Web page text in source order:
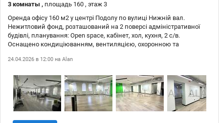
3 комнаты , площадь 160 , этаж 3
Оренда офісу 160 м2 у центрі Подолу по вулиці Нижній вал.
Нежитловий фонд, розташований на 2 поверсі адміністративної
будівлі, планування: Open space, кабінет, хол, кухня, 2 с/в.
Оснащено кондиціюванням, вентиляцією, охоронною та
сплачуються комунальні платежі. Офіс здається без меблів.
24.04.2026 в 12:00 на Alan